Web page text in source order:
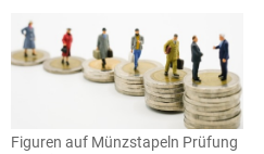
Figuren auf Münzstapeln Prüfung